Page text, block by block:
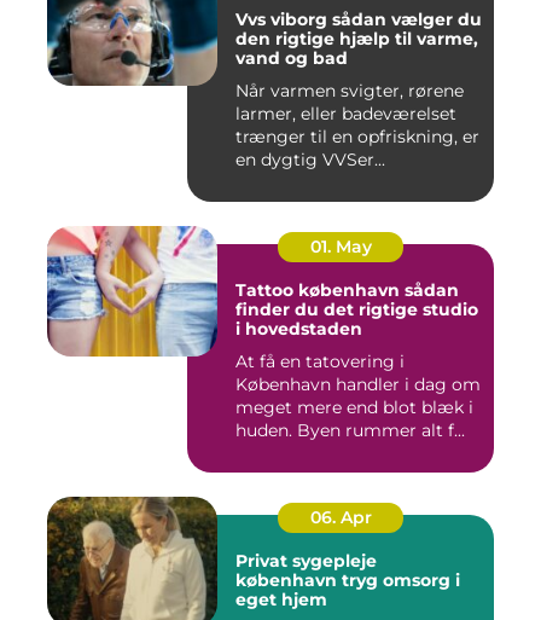
Vvs viborg sådan vælger du
den rigtige hjælp til varme,
vand og bad
Når varmen svigter, rørene
larmer, eller badeværelset
trænger til en opfriskning, er
en dygtig VVSer...
01. May
Tattoo københavn sådan
finder du det rigtige studio
i hovedstaden
At få en tatovering i
København handler i dag om
meget mere end blot blæk i
huden. Byen rummer alt f...
06. Apr
Privat sygepleje
københavn tryg omsorg i
eget hjem